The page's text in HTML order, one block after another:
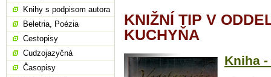
KNIŽNÍ TIP V
KUCHYŇA
Kniha
Knihy s podpisom autora
Beletria, Poézia
Cestopisy
Cudzojazyčná
Časopisy